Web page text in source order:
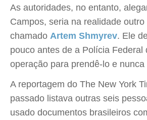
As autoridades, no entanto,
Campos, seria na realidade
chamado Artem Shmyrev. Ele
pouco antes de a Polícia Federal
operação para prendê-lo e
A reportagem do The New York
passado listava outras seis
usado documentos brasileiros